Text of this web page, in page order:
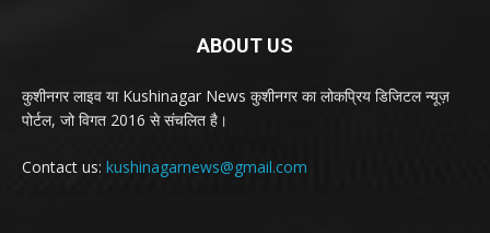
ABOUT US
कुशीनगर लाइव या Kushinagar News कुशीनगर का लोकप्रिय डिजिटल न्यूज़
पोर्टल, जो विगत 2016 से संचलित है।
Contact us: kushinagarnews@gmail.com